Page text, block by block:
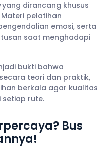
yang dirancang khusus
pelatihan
emosi, serta
saat menghadapi
bukti bahwa
teori dan praktik,
berkala agar kualitas
rute.
Bus